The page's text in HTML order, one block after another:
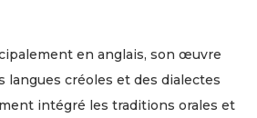
en anglais, son œuvre
langues créoles et des dialectes
intégré les traditions orales et